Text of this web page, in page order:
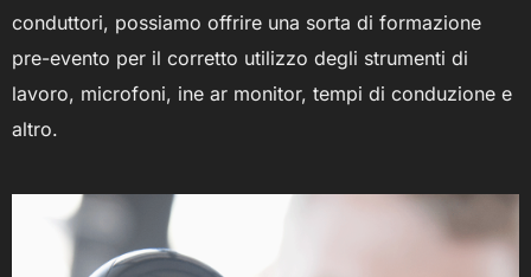
conduttori, possiamo offrire una sorta di formazione
pre-evento per il corretto utilizzo degli strumenti di
lavoro, microfoni, ine ar monitor, tempi di conduzione e
altro.